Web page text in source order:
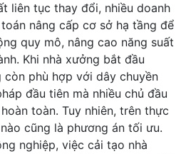
liên tục thay đổi, nhiều doanh
nâng cấp cơ sở hạ tầng để
quy mô, nâng cao năng suất
Khi nhà xưởng bắt đầu
phù hợp với dây chuyền
đầu tiên mà nhiều chủ đầu
toàn. Tuy nhiên, trên thực
cũng là phương án tối ưu.
nghiệp, việc cải tạo nhà